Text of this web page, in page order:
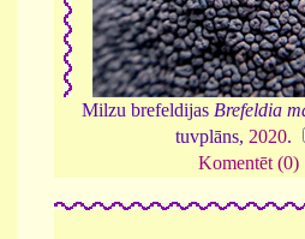
Milzu brefeldijas Brefeldia
tuvplāns, 2020.
Komentēt (0)